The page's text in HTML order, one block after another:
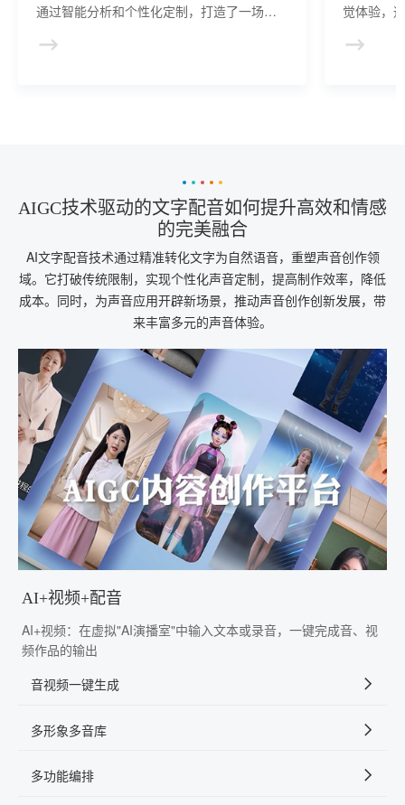
通过智能分析和个性化定制，打造了一场场
动、有趣。
觉体验，
AIGC技术驱动的文字配音如何提升高效和情感
的完美融合
AI文字配音技术通过精准转化文字为自然语音，重塑声音创作领
域。它打破传统限制，实现个性化声音定制，提高制作效率，降低
成本。同时，为声音应用开辟新场景，推动声音创作创新发展，带
来丰富多元的声音体验。
AI+视频+配音
AI+视频：在虚拟"AI演播室"中输入文本或录音，一键完成音、视
频作品的输出
音视频一键生成
多形象多音库
多功能编排